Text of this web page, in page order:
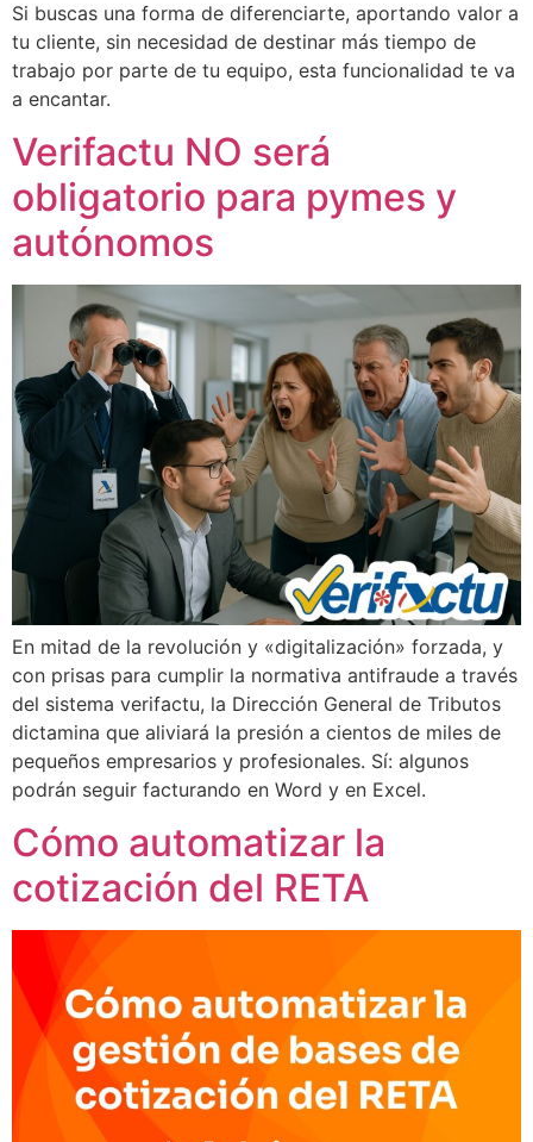
Si buscas una forma de diferenciarte, aportando valor a
tu cliente, sin necesidad de destinar más tiempo de
trabajo por parte de tu equipo, esta funcionalidad te va
a encantar.
Verifactu NO será
obligatorio para pymes y
autónomos
En mitad de la revolución y «digitalización» forzada, y
con prisas para cumplir la normativa antifraude a través
del sistema verifactu, la Dirección General de Tributos
dictamina que aliviará la presión a cientos de miles de
pequeños empresarios y profesionales. Sí: algunos
podrán seguir facturando en Word y en Excel.
Cómo automatizar la
cotización del RETA